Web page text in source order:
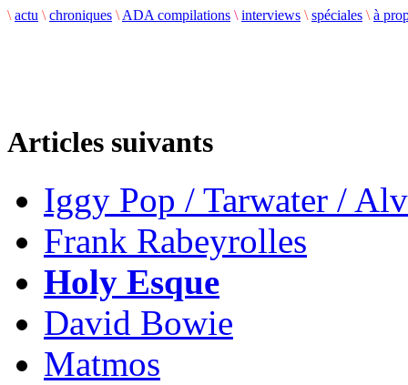
\ actu \ chroniques \ ADA compilations \ interviews \ spéciales \ à
Articles suivants
Iggy Pop / Tarwater /
Frank Rabeyrolles
Holy Esque
David Bowie
Matmos